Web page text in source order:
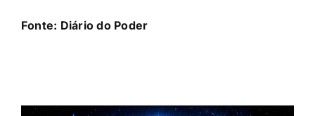
Fonte: Diário do Poder